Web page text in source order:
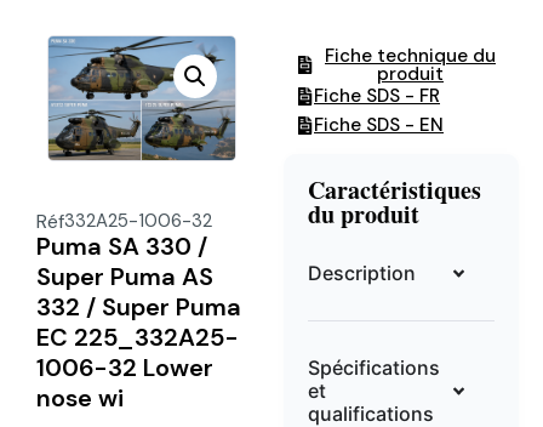
Réf332A25-1006-32
Puma SA 330 /
Super Puma AS
332 / Super Puma
EC 225_332A25-
1006-32 Lower
nose wi
Fiche technique du
produit
Fiche SDS - FR
Fiche SDS - EN
Caractéristiques
du produit
Description
Spécifications
et
qualifications